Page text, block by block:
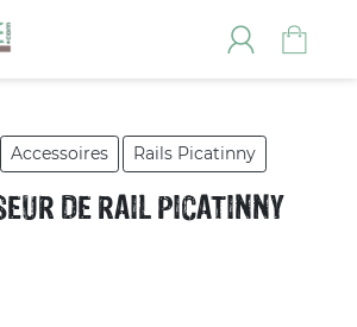
Accessoires Rails Picatinny
DE RAIL PICATINNY